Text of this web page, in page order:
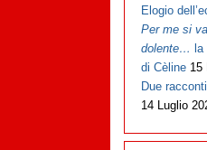
Elogio
Per me si
dolente…
di Cèline 15
Due
14 Luglio